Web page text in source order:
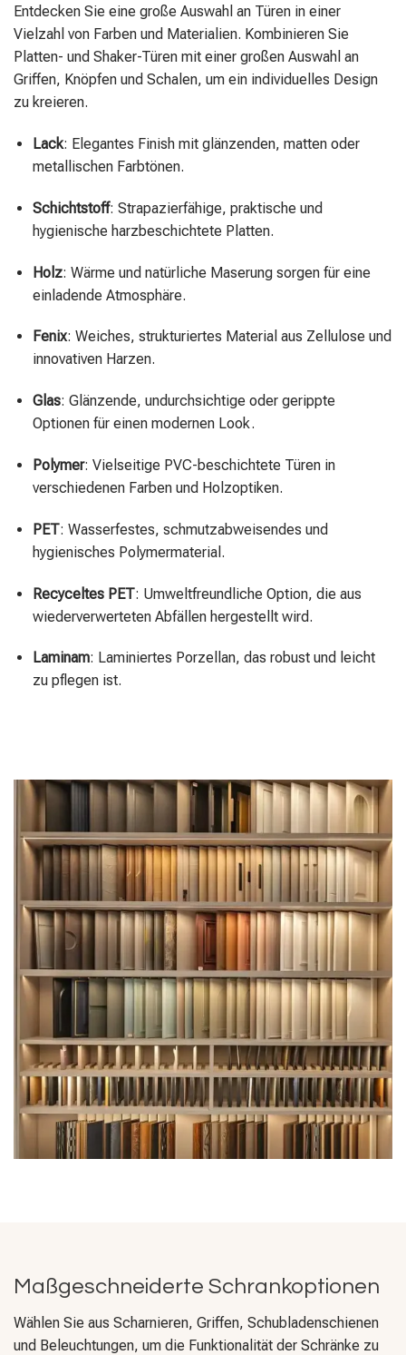
Entdecken Sie eine große Auswahl an Türen in einer
Vielzahl von Farben und Materialien. Kombinieren Sie
Platten- und Shaker-Türen mit einer großen Auswahl an
Griffen, Knöpfen und Schalen, um ein individuelles Design
zu kreieren.
Lack: Elegantes Finish mit glänzenden, matten oder
metallischen Farbtönen.
Schichtstoff: Strapazierfähige, praktische und
hygienische harzbeschichtete Platten.
Holz: Wärme und natürliche Maserung sorgen für eine
einladende Atmosphäre.
Fenix: Weiches, strukturiertes Material aus Zellulose und
innovativen Harzen.
Glas: Glänzende, undurchsichtige oder gerippte
Optionen für einen modernen Look.
Polymer: Vielseitige PVC-beschichtete Türen in
verschiedenen Farben und Holzoptiken.
PET: Wasserfestes, schmutzabweisendes und
hygienisches Polymermaterial.
Recyceltes PET: Umweltfreundliche Option, die aus
wiederverwerteten Abfällen hergestellt wird.
Laminam: Laminiertes Porzellan, das robust und leicht
zu pflegen ist.
Maßgeschneiderte Schrankoptionen
Wählen Sie aus Scharnieren, Griffen, Schubladenschienen
und Beleuchtungen, um die Funktionalität der Schränke zu